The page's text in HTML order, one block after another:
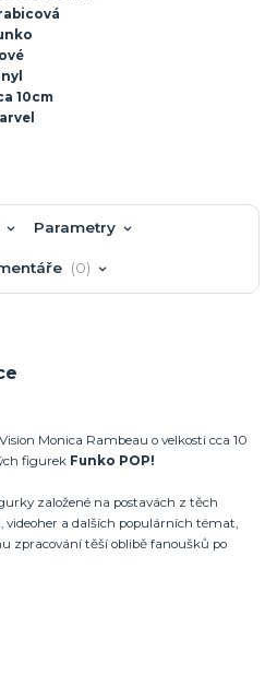
10cm
Parametry
0
Monica Rambeau o velkosti cca 10
figurek Funko POP!
založené na postavách z těch
a dalších populárních témat,
zpracování těší oblibě fanoušků po